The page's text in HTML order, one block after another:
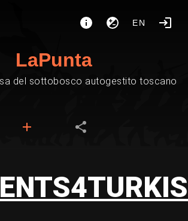
EN
LaPunta
del sottobosco autogestito toscano